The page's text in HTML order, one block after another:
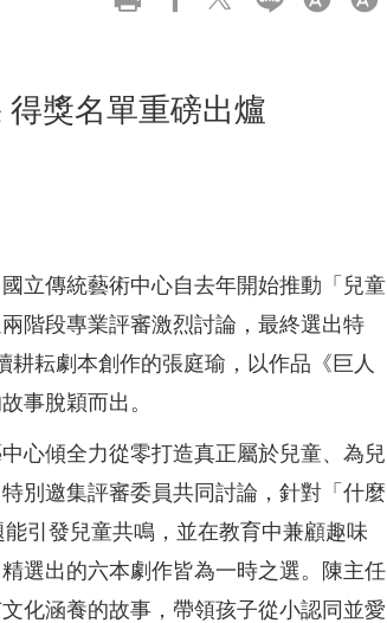
獎名單重磅出爐
立傳統藝術中心自去年開始推動「兒童
階段專業評審激烈討論，最終選出特
耘劇本創作的張庭瑜，以作品《巨人
事脫穎而出。
心傾全力從零打造真正屬於兒童、為兒
別邀集評審委員共同討論，針對「什麼
引發兒童共鳴，並在教育中兼顧趣味
選出的六本劇作皆為一時之選。陳主任
化涵養的故事，帶領孩子從小認同並愛